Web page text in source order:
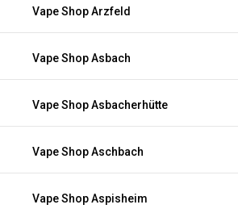
Vape Shop Arzfeld
Vape Shop Asbach
Vape Shop Asbacherhütte
Vape Shop Aschbach
Vape Shop Aspisheim